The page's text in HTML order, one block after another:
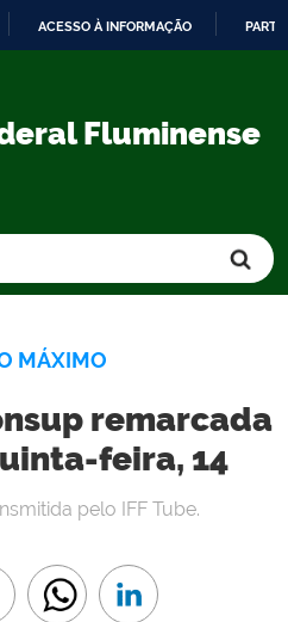
CONTEÚDO
ACESSO À INFORMAÇÃO
Fluminense
MÁXIMO
remarcada
feira, 14
pelo IFF Tube.